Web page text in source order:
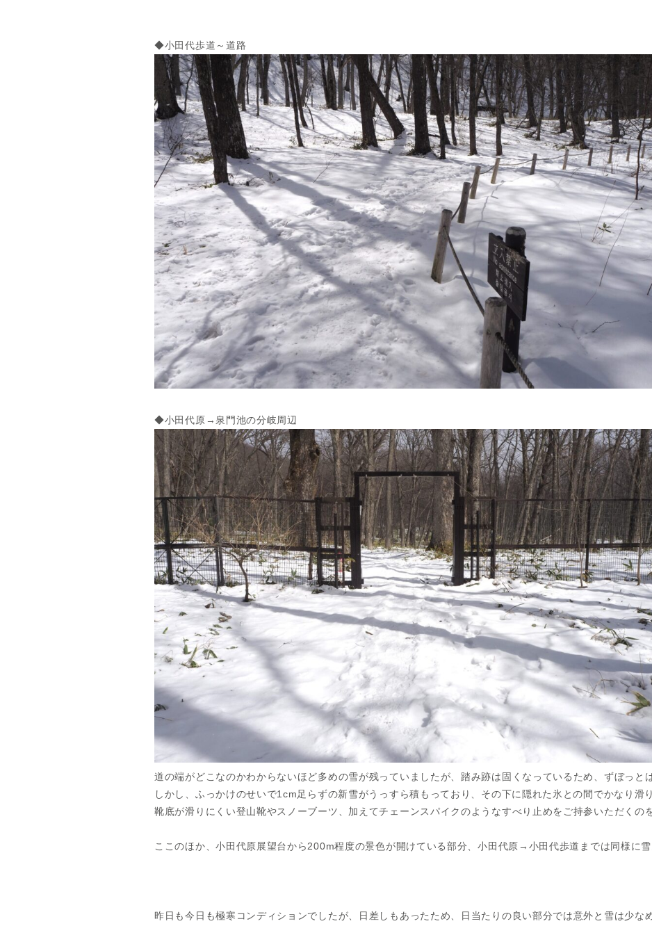
◆小田代歩道～道路
◆小田代原→泉門池の分岐周辺
道の端がどこなのかわからないほど多めの雪が残っていましたが、踏み跡は固くなっているため、ずぼっと
しかし、ふっかけのせいで1cm足らずの新雪がうっすら積もっており、その下に隠れた氷との間でかなり滑
靴底が滑りにくい登山靴やスノーブーツ、加えてチェーンスパイクのようなすべり止めをご持参いただくの
ここのほか、小田代原展望台から200m程度の景色が開けている部分、小田代原→小田代歩道までは同様に雪
昨日も今日も極寒コンディションでしたが、日差しもあったため、日当たりの良い部分では意外と雪は少なめ